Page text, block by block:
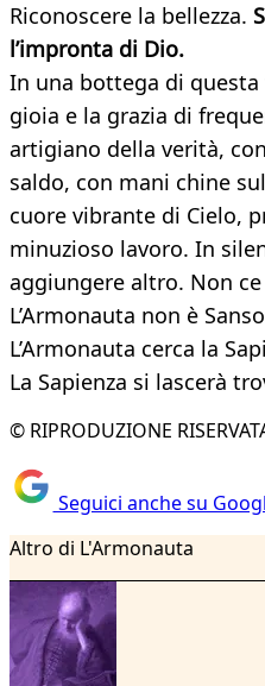
Riconoscere la bellezza.
l’impronta di Dio.
In una bottega di
gioia e la grazia di
artigiano della verità,
saldo, con mani chine
cuore vibrante di Cielo,
minuzioso lavoro. In
aggiungere altro. Non ce
L’Armonauta non è
L’Armonauta cerca la
La Sapienza si lascerà
© RIPRODUZIONE
Seguici anche su
Altro di L'Armonauta